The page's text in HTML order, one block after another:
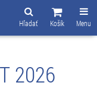
Menu
Košík
Hľadať
2026